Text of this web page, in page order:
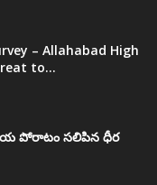
– Allahabad High
to...
పోరాటం సలిపిన ధీర